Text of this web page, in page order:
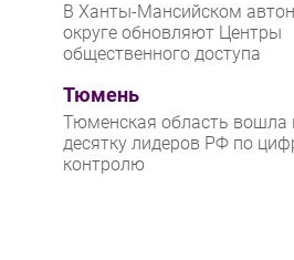
В Ханты-Мансийском
округе обновляют Центры
общественного доступа
Тюмень
Тюменская область вошла
десятку лидеров РФ по
контролю